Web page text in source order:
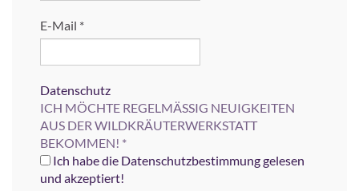
E-Mail *
Datenschutz
ICH MÖCHTE REGELMÄSSIG NEUIGKEITEN
AUS DER WILDKRÄUTERWERKSTATT
BEKOMMEN! *
Ich habe die Datenschutzbestimmung gelesen
und akzeptiert!